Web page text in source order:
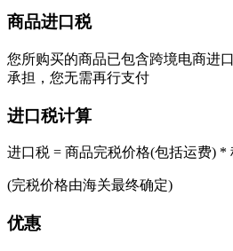
商品进口税
您所购买的商品已包含跨境电商进
承担，您无需再行支付
进口税计算
进口税 = 商品完税价格(包括运费) *
(完税价格由海关最终确定)
优惠